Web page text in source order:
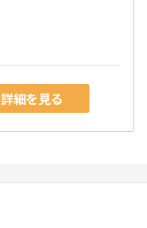
詳細を見る